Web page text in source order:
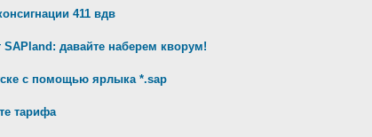
411 вдв
давайте наберем кворум!
с помощью ярлыка *.sap
тарифа